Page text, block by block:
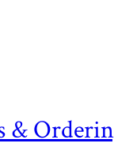
&